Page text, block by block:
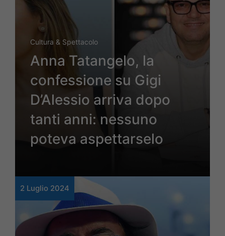
Cultura & Spettacolo
Anna Tatangelo, la
confessione su Gigi
D’Alessio arriva dopo
tanti anni: nessuno
poteva aspettarselo
2 Luglio 2024